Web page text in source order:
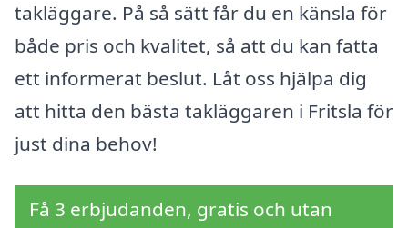
takläggare. På så sätt får du en känsla för
både pris och kvalitet, så att du kan fatta
ett informerat beslut. Låt oss hjälpa dig
att hitta den bästa takläggaren i Fritsla för
just dina behov!
Få 3 erbjudanden, gratis och utan